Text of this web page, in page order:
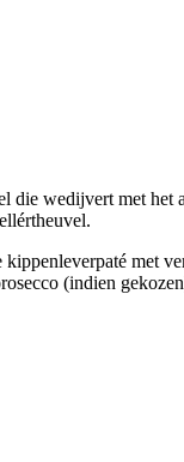
wedijvert met het
met
(indien